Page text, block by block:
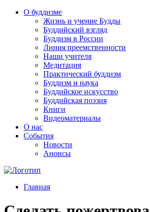
О буддизме
Жизнь и учение Будды
Буддийский взгляд
Буддизм в России
Линия преемственности
Наши учителя
Медитация
Практический буддизм
Буддизм и наука
Буддийское искусство
Буддийская поэзия
Книги
Видеоматериалы
О нас
События
Новости
Анонсы
Главная